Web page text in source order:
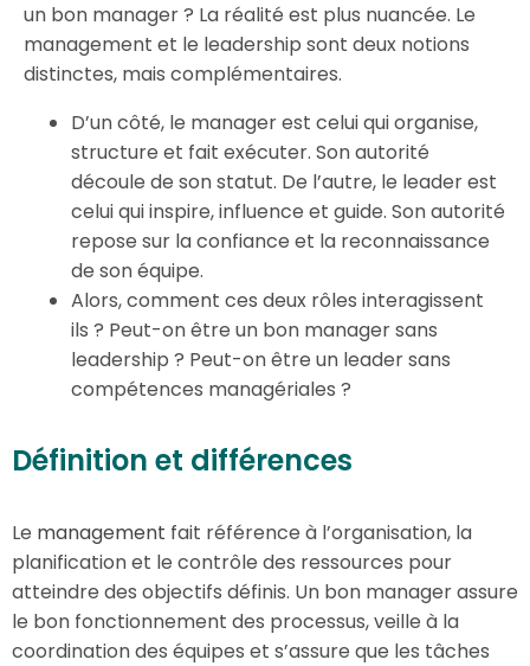
un bon manager ? La réalité est plus nuancée. Le
management et le leadership sont deux notions
distinctes, mais complémentaires.
D’un côté, le manager est celui qui organise,
structure et fait exécuter. Son autorité
découle de son statut. De l’autre, le leader est
celui qui inspire, influence et guide. Son autorité
repose sur la confiance et la reconnaissance
de son équipe.
Alors, comment ces deux rôles interagissent
ils ? Peut-on être un bon manager sans
leadership ? Peut-on être un leader sans
compétences managériales ?
Définition et différences
Le management fait référence à l’organisation, la
planification et le contrôle des ressources pour
atteindre des objectifs définis. Un bon manager assure
le bon fonctionnement des processus, veille à la
coordination des équipes et s’assure que les tâches